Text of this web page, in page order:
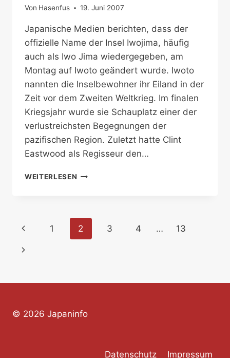
Von Hasenfus 19. Juni 2007
Japanische Medien berichten, dass der
offizielle Name der Insel Iwojima, häufig
auch als Iwo Jima wiedergegeben, am
Montag auf Iwoto geändert wurde. Iwoto
nannten die Inselbewohner ihr Eiland in der
Zeit vor dem Zweiten Weltkrieg. Im finalen
Kriegsjahr wurde sie Schauplatz einer der
verlustreichsten Begegnungen der
pazifischen Region. Zuletzt hatte Clint
Eastwood als Regisseur den…
WEITERLESEN AUS
Seitennavigation
Vorherige
Seite
1 2 3 4 … 13
Nächste
© 2026 Japaninfo
Datenschutz Impressum